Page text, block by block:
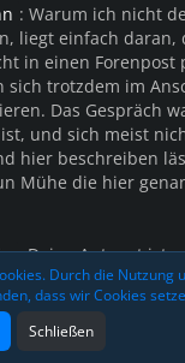
: Warum ich nicht
liegt einfach daran,
in einen Forenpost
sich trotzdem im
Das Gespräch
und sich meist
hier beschreiben
Mühe die hier
: Deine Antwort ist
Denn
oben NICHT.
das Feuer
des
Durch die Nutzung
dass wir Cookies
Schließen